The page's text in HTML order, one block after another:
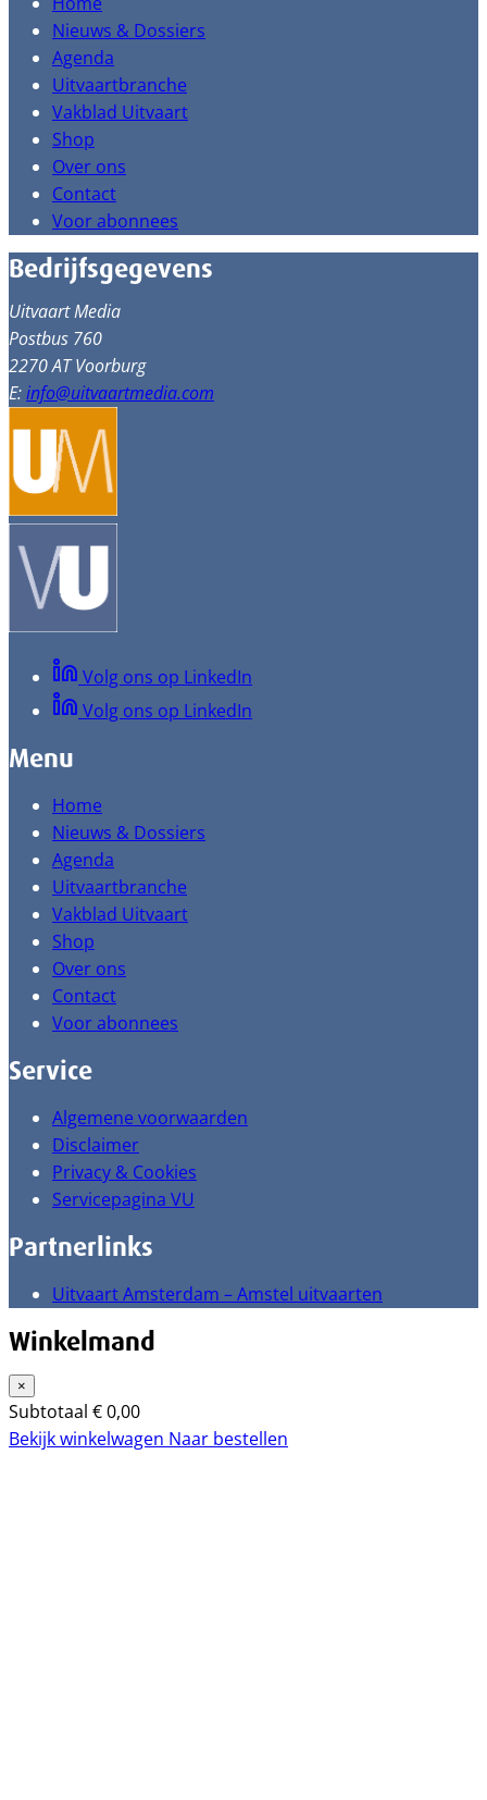
Nieuws & Dossiers
Agenda
Uitvaartbranche
Vakblad Uitvaart
Shop
Over ons
Contact
Voor abonnees
Bedrijfsgegevens
Uitvaart Media
Postbus 760
2270 AT Voorburg
E:info@uitvaartmedia.com
Volg ons op LinkedIn
Volg ons op LinkedIn
Menu
Home
Nieuws & Dossiers
Agenda
Uitvaartbranche
Vakblad Uitvaart
Shop
Over ons
Contact
Voor abonnees
Service
Algemene voorwaarden
Disclaimer
Privacy & Cookies
Servicepagina VU
Partnerlinks
Uitvaart Amsterdam – Amstel uitvaarten
Winkelmand
×
Subtotaal €0,00
Bekijk winkelwagen Naar bestellen